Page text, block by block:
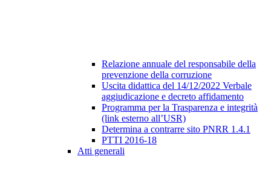
Relazione annuale del responsabile della
prevenzione della corruzione
Uscita didattica del 14/12/2022 Verbale
aggiudicazione e decreto affidamento
Programma per la Trasparenza e integrità
(link esterno all’USR)
Determina a contrarre sito PNRR 1.4.1
PTTI 2016-18
Atti generali